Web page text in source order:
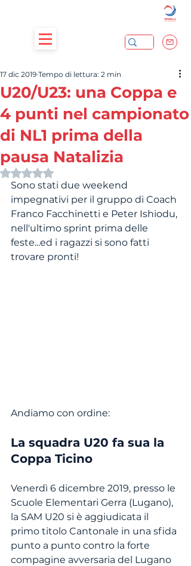
U20/U23: una Coppa e
4 punti nel campionato
di NL1 prima della
pausa Natalizia
17 dic 2019 Tempo di lettura: 2 min
Valutazione NaN stelle su 5.
Sono stati due weekend
impegnativi per il gruppo di Coach
Franco Facchinetti e Peter Ishiodu,
nell'ultimo sprint prima delle
feste...ed i ragazzi si sono fatti
trovare pronti!
Andiamo con ordine:
La squadra U20 fa sua la
Coppa Ticino
Venerdì 6 dicembre 2019, presso le
Scuole Elementari Gerra (Lugano),
la SAM U20 si è aggiudicata il
primo titolo Cantonale in una sfida
punto a punto contro la forte
compagine avversaria del Lugano